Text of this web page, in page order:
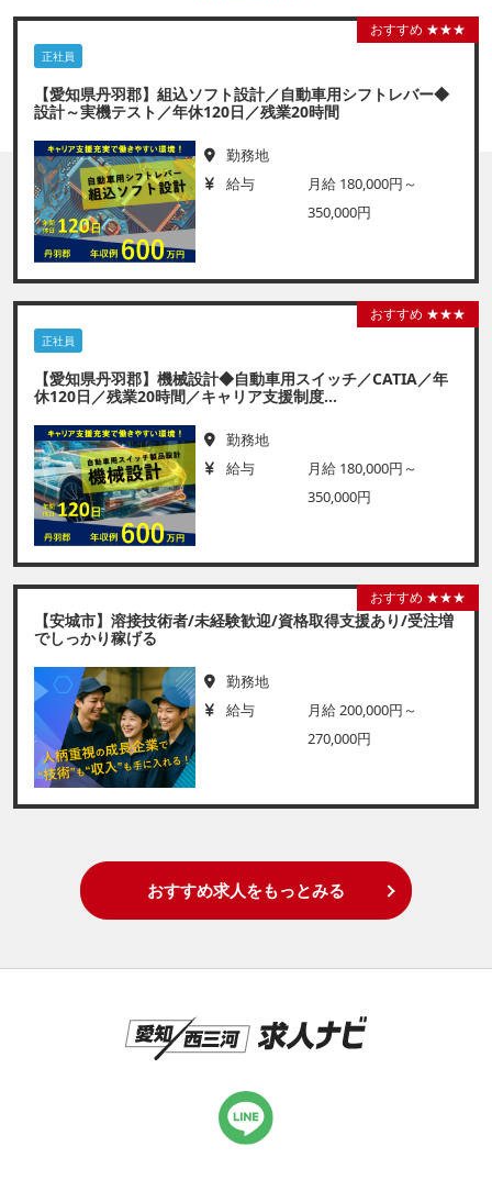
おすすめ ★★★
正社員
【愛知県丹羽郡】組込ソフト設計／自動車用シフトレバー◆
設計～実機テスト／年休120日／残業20時間
勤務地
給与
月給 180,000円～
350,000円
おすすめ ★★★
正社員
【愛知県丹羽郡】機械設計◆自動車用スイッチ／CATIA／年
休120日／残業20時間／キャリア支援制度...
勤務地
給与
月給 180,000円～
350,000円
おすすめ ★★★
【安城市】溶接技術者/未経験歓迎/資格取得支援あり/受注増
でしっかり稼げる
勤務地
給与
月給 200,000円～
270,000円
おすすめ求人をもっとみる